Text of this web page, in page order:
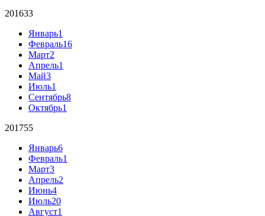
201633
Январь1
Февраль16
Март2
Апрель1
Май3
Июль1
Сентябрь8
Октябрь1
201755
Январь6
Февраль1
Март3
Апрель2
Июнь4
Июль20
Август1